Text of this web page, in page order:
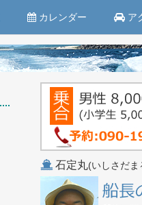
カレンダー ア
石定丸(いしさだま